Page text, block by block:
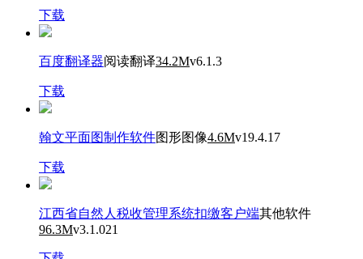
下载
百度翻译器阅读翻译34.2Mv6.1.3
下载
翰文平面图制作软件图形图像4.6Mv19.4.17
下载
江西省自然人税收管理系统扣缴客户端其他软件
96.3Mv3.1.021